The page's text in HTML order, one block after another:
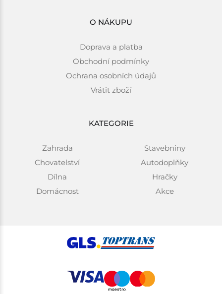
O NÁKUPU
Doprava a platba
Obchodní podmínky
Ochrana osobních údajů
Vrátit zboží
KATEGORIE
Zahrada
Chovatelství
Dílna
Domácnost
Stavebniny
Autodoplňky
Hračky
Akce